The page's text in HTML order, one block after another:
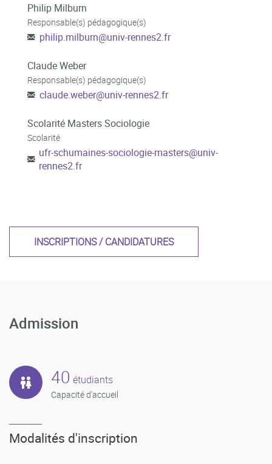
Philip Milburn
Responsable(s) pédagogique(s)
philip.milburn@univ-rennes2.fr
Claude Weber
Responsable(s) pédagogique(s)
claude.weber@univ-rennes2.fr
Scolarité Masters Sociologie
Scolarité
ufr-schumaines-sociologie-masters@univ-
rennes2.fr
INSCRIPTIONS / CANDIDATURES
Admission
40 étudiants
Capacité d'accueil
Modalités d'inscription